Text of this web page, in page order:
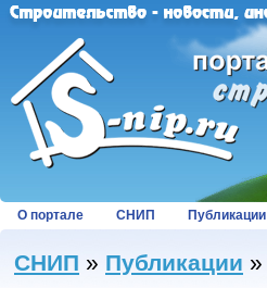
О портале СНИП Публикации
СНИП » Публикации »